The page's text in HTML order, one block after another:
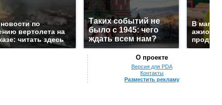
по
вертолета на
читать здесь
Таких событий не
было с 1945: чего
ждать всем нам?
В
ажиотаж
О проекте
Версия для PDA
Контакты
Разместить рекламу